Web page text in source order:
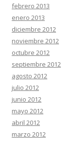
febrero 2013
enero 2013
diciembre 2012
noviembre 2012
octubre 2012
septiembre 2012
agosto 2012
julio 2012
junio 2012
mayo 2012
abril 2012
marzo 2012